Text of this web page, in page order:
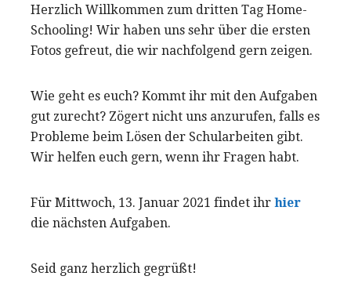
Herzlich Willkommen zum dritten Tag Home-
Schooling! Wir haben uns sehr über die ersten
Fotos gefreut, die wir nachfolgend gern zeigen.
Wie geht es euch? Kommt ihr mit den Aufgaben
gut zurecht? Zögert nicht uns anzurufen, falls es
Probleme beim Lösen der Schularbeiten gibt.
Wir helfen euch gern, wenn ihr Fragen habt.
Für Mittwoch, 13. Januar 2021 findet ihr hier
die nächsten Aufgaben.
Seid ganz herzlich gegrüßt!